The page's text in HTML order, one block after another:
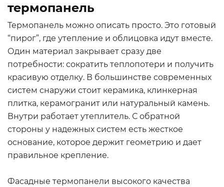
термопанель
Термопанель можно описать просто. Это готовый
“пирог”, где утепление и облицовка идут вместе.
Один материал закрывает сразу две
потребности: сократить теплопотери и получить
красивую отделку. В большинстве современных
систем снаружи стоит керамика, клинкерная
плитка, керамогранит или натуральный камень.
Внутри работает утеплитель. С обратной
стороны у надежных систем есть жесткое
основание, которое держит геометрию и дает
правильное крепление.
Фасадные термопанели высокого качества